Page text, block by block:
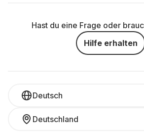
Hast du eine Frage oder
Hilfe erhalten
Deutsch
Deutschland